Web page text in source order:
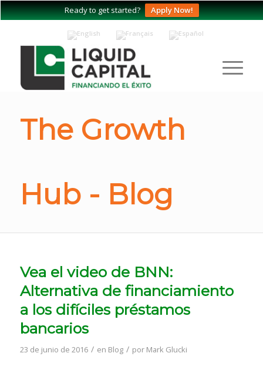
Ready to get started? Apply Now!
The Growth
Hub - Blog
Vea el video de BNN:
Alternativa de financiamiento
a los difíciles préstamos
bancarios
23 de junio de 2016 / en Blog / por Mark Glucki